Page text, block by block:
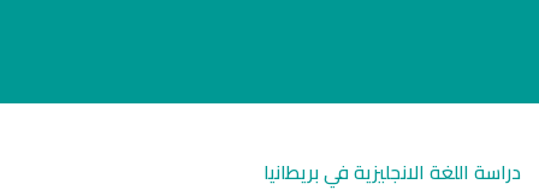
دراسة اللغة الانجليزية في بريطانيا